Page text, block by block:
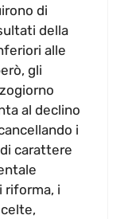
di
della
alle
gli
al declino
i
carattere
riforma, i